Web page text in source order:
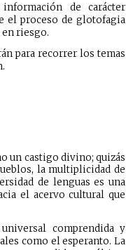
de carácter
el proceso de glotofagia
riesgo.
para recorrer los temas
un castigo divino; quizás
la multiplicidad de
de lenguas es una
el acervo cultural que
comprendida y
como el esperanto. La